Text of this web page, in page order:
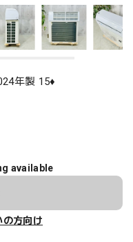
年製 15♦️
available
の方向け